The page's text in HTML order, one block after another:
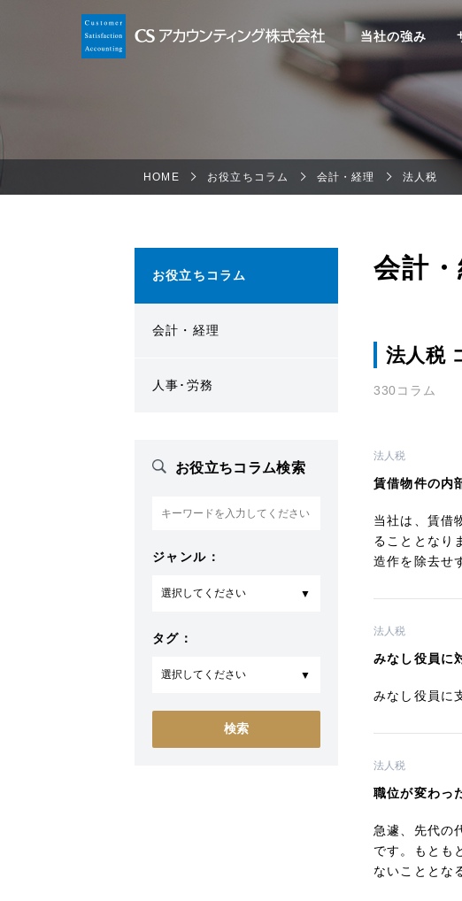
当社の強み
HOME お役立ちコラム 会計・経理 法人税
お役立ちコラム
会計・経理
人事･労務
お役立ちコラム検索
ジャンル：
タグ：
会計
法人税
330コラム
法人税
賃借物件の内
当社は、賃借
ることとなり
造作を除去せ
法人税
みなし役員に
みなし役員に
法人税
職位が変わっ
急遽、先代の
です。もとも
ないこととな